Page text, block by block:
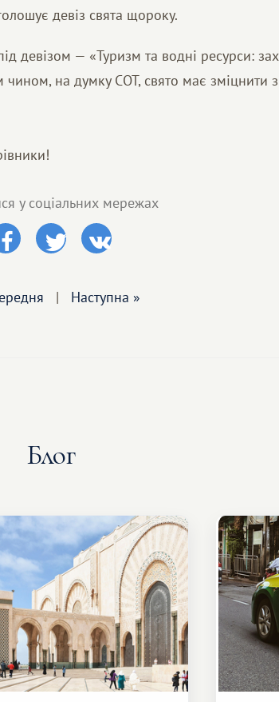
девіз свята щороку.
девізом — «Туризм та водні ресурси:
чином, на думку СОТ, свято має зміцнити
у соціальних мережах
| Наступна »
Блог